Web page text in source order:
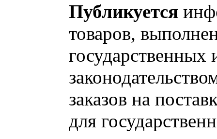
Публикуется
товаров,
заказов на
для